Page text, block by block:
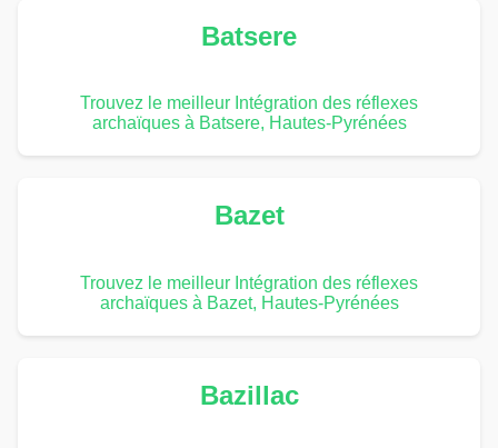
Batsere
Trouvez le meilleur Intégration des réflexes
archaïques à Batsere, Hautes-Pyrénées
Bazet
Trouvez le meilleur Intégration des réflexes
archaïques à Bazet, Hautes-Pyrénées
Bazillac